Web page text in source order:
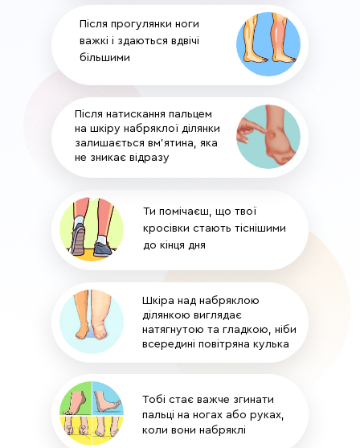
Ти помічаєш, що твої
кросівки стають тіснішими
до кінця дня
Шкіра над набряклою
ділянкою виглядає
натягнутою та гладкою, ніби
всередині повітряна кулька
Після прогулянки ноги
важкі і здаються вдвічі
більшими
Після натискання пальцем
на шкіру набряклої ділянки
залишається вм'ятина, яка
не зникає відразу
Тобі стає важче згинати
пальці на ногах або руках,
коли вони набряклі